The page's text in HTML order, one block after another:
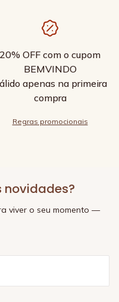
20% OFF com o cupom
BEMVINDO
apenas na primeira
compra
Regras promocionais
novidades?
viver o seu momento —